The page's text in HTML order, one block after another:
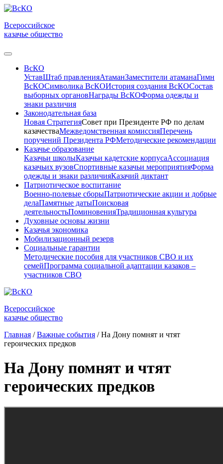
Всероссийское
казачье общество
ВсКО
УставШтаб правленияАтаманЗаместители атаманаГимн
ВсКОСимволика ВсКОИстория создания ВсКОСостав
выборных органовНаграды ВсКОФорма одежды и
знаки различия
Законодательная база
Новая СтратегияСовет при Президенте РФ по делам
казачестваМежведомственная комиссияПеречень
поручений Президента РФМетодические рекомендации
Казачье образование
Казачьи школыКазачьи кадетские корпусаАссоциация
казачьих вузовСпортивные казачьи мероприятияФорма
одежды и знаки различияКазачий диктант
Патриотическое воспитание
Военно-полевые сборыПатриотические акции и добрые
делаПамятные датыПоисковая
деятельностьПоминовенияТрадиционная культура
Духовные основы жизни
Казачья экономика
Мобилизационный резерв
Социальные гарантии
Методические пособия для участников СВО и их
семейПрограмма социальной адаптации казаков –
участников СВО
Всероссийское
казачье общество
Главная / Важные события / На Дону помнят и чтят
героических предков
На Дону помнят и чтят
героических предков